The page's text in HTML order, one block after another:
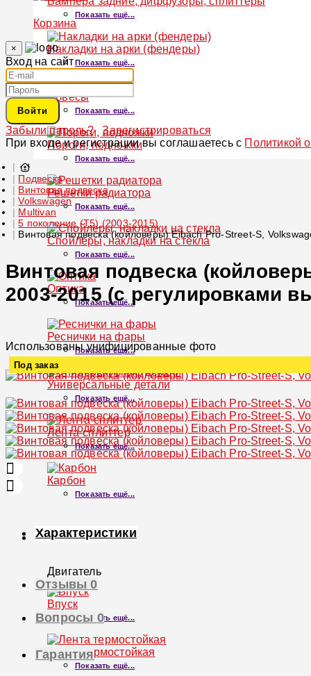
Показать ещё...
Накладки на арки (фендеры)
Показать ещё...
Обвесы
Показать ещё...
Пороги, подножки
Показать ещё...
Решетки радиатора
Показать ещё...
Спойлеры, накладки на стекла
Показать ещё...
Оптика
Показать ещё...
Реснички на фары
Показать ещё...
Универсальные детали
Показать ещё...
Лента-сплиттер
Показать ещё...
Карбон
Показать ещё...
ДВИГАТЕЛЬ
Двигатель
×
Впуск
Показать ещё...
Лента термостойкая
Показать ещё...
Корзина
×
Вход на сайт
Войти
Забыли пароль?
Зарегистрироваться
При входе и регистрации вы соглашаетесь с Политикой
Подвеска
Винтовая подвеска
Volkswagen
Multivan
5 поколение (T5) (2003-2015)
Винтовая подвеска (койловеры) Eibach Pro-Street-S,
Винтовая подвеска
2003-2015 (с регулировками
Использованы унифицированные фото
Под заказ
Увеличить
Характеристики
Отзывы0
Вопросы 0
Гарантия